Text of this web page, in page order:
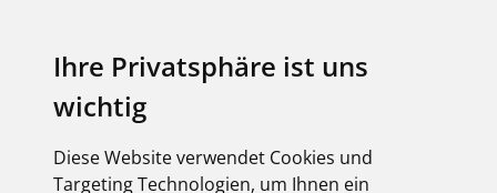
Ihre Privatsphäre ist uns
wichtig
Diese Website verwendet Cookies und
Targeting Technologien, um Ihnen ein
elektroforum 2.2025
Das Forum für Industrie,
Dienstleister & Institutionen